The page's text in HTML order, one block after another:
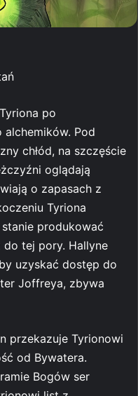
po
Pod
chłód, na szczęście
oglądają
o zapasach z
Tyriona
produkować
tej pory. Hallyne
uzyskać dostęp do
Joffreya, zbywa
przekazuje Tyrionowi
od Bywatera.
Bogów ser